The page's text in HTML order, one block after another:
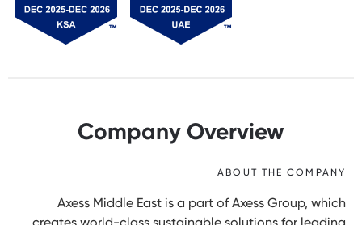
Company Overview
ABOUT THE COMPANY
Axess Middle East is a part of Axess Group, which
creates world-class sustainable solutions for leading